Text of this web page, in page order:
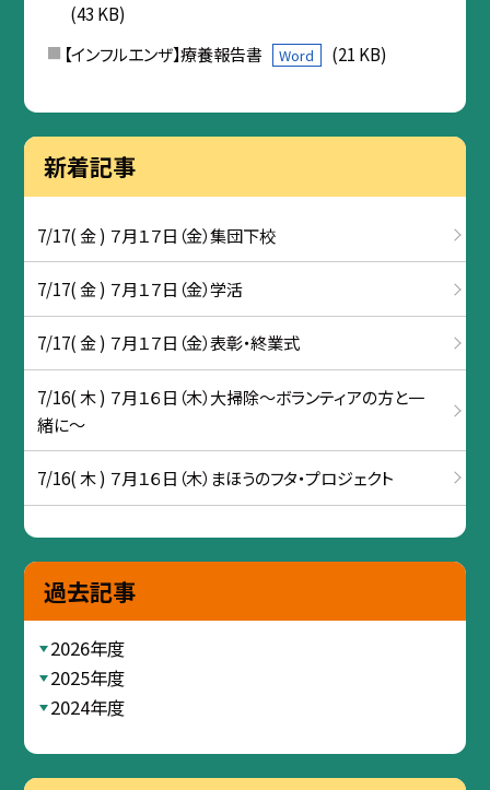
(43 KB)
【インフルエンザ】療養報告書
Word (21 KB)
新着記事
7/17( 金 ) ７月１７日（金）集団下校
7/17( 金 ) ７月１７日（金）学活
7/17( 金 ) ７月１７日（金）表彰・終業式
7/16( 木 ) ７月１６日（木）大掃除～ボランティアの方と一
緒に～
7/16( 木 ) ７月１６日（木）まほうのフタ・プロジェクト
過去記事
2026年度
2025年度
2024年度